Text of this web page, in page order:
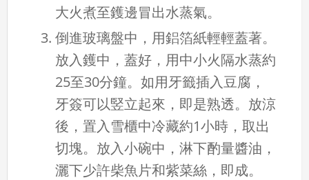
大火煮至鑊邊冒出水蒸氣。
倒進玻璃盤中，用鋁箔紙輕輕蓋著。
放入鑊中，蓋好，用中小火隔水蒸約
25至30分鐘。如用牙籤插入豆腐，
牙簽可以竪立起來，即是熟透。放涼
後，置入雪櫃中冷藏約1小時，取出
切塊。放入小碗中，淋下酌量醬油，
灑下少許柴魚片和紫菜絲，即成。